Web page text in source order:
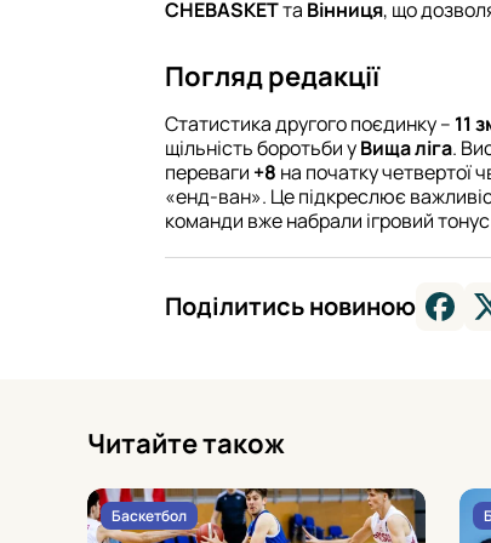
CHEBASKETта Вінниця, що
Погляд редакції
Статистика другого поєдинку – 11
щільність боротьби уВища ліга.
переваги +8 на початку четвертої
«енд-ван». Це підкреслює
команди вже набрали ігровий тонус
Поділитись новиною
Читайте також
Баскетбол